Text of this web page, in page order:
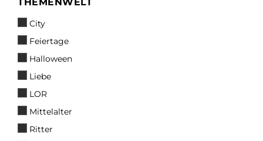
City
Feiertage
Halloween
Liebe
LOR
Mittelalter
Ritter